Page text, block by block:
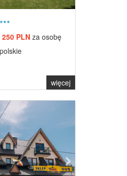
250 PLNza osobę
więcej